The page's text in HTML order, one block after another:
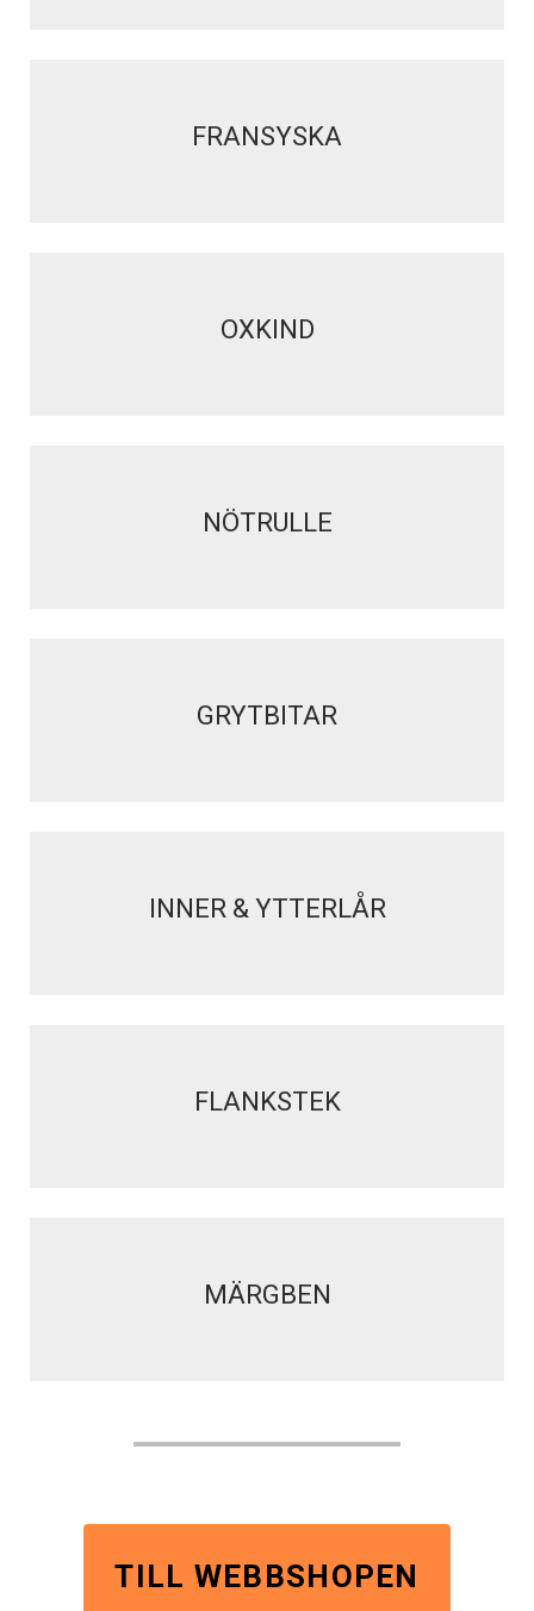
FRANSYSKA
OXKIND
NÖTRULLE
GRYTBITAR
INNER & YTTERLÅR
FLANKSTEK
MÄRGBEN
TILL WEBBSHOPEN